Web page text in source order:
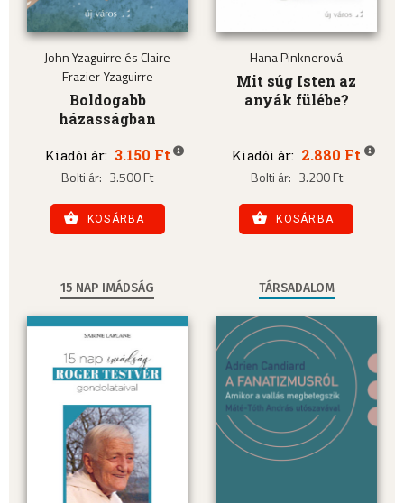
John Yzaguirre és Claire
Frazier-Yzaguirre
Boldogabb
házasságban
Kiadói ár: 3.150 Ft
Bolti ár: 3.500 Ft
KOSÁRBA
Hana Pinknerová
Mit súg Isten az
anyák fülébe?
Kiadói ár: 2.880 Ft
Bolti ár: 3.200 Ft
KOSÁRBA
15 NAP IMÁDSÁG TÁRSADALOM